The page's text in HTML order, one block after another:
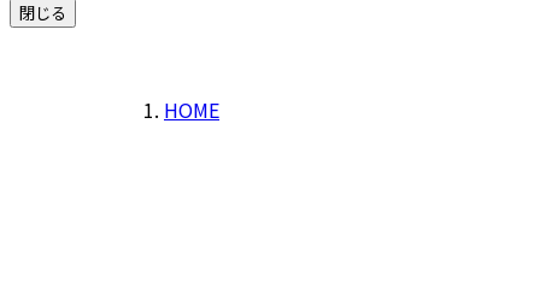
閉じる
HOME